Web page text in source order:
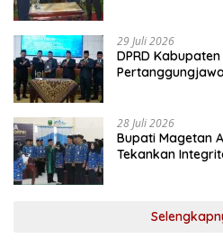
29 Juli 2026
DPRD
28 Juli 2026
Bupati Magetan
Tekankan